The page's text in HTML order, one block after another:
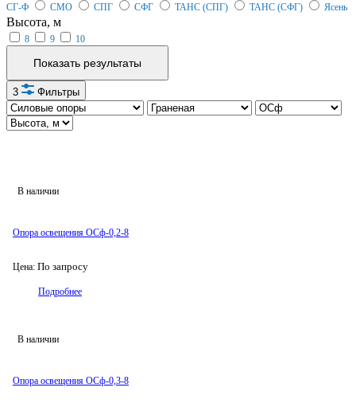
СГ-Ф
СМО СПГ СФГ ТАНС (СПГ) ТАНС (СФГ) Ясень
Высота, м
8 9 10
Показать результаты
3 Фильтры
В наличии
Опора освещения ОСф-0,2-8
Цена: По запросу
Подробнее
В наличии
Опора освещения ОСф-0,3-8